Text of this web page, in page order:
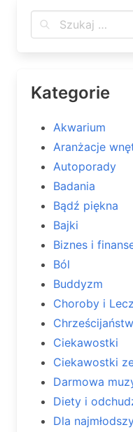
Kategorie
Akwarium
Aranżacje
Autoporady
Badania
Bądź piękna
Bajki
Biznes i
Ból
Buddyzm
Choroby i
Ciekawostki
Ciekawostki
Darmowa
Diety i
Dla